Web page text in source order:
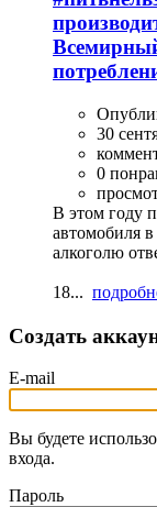
30
0
В этом году
автомобиля
алкоголю
18...
Создать
E-mail
Вы будете
входа.
Пароль